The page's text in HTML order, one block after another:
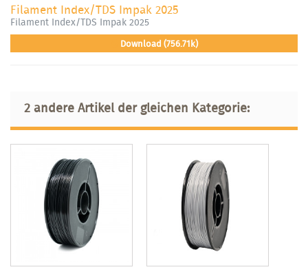
Filament Index/TDS Impak 2025
Filament Index/TDS Impak 2025
Download (756.71k)
2 andere Artikel der gleichen Kategorie: